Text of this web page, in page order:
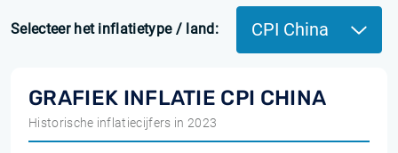
Selecteer het inflatietype / land: CPI China
GRAFIEK INFLATIE CPI CHINA
Historische inflatiecijfers in 2023